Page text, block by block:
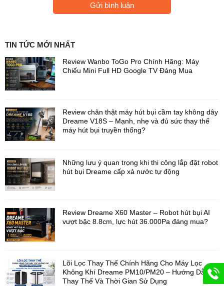
AutoSeal™ – Bảo vệ thảm toàn diện
khóa giẻ lau lại ngay khi phát hiện thảm
Nhờ đó, thảm luônkhô ráo, không ẩm, không mùi và không bị
hư hại– hoàn hảo cho những ngôi nhà có nhiều loại sàn khác
nhau.
Gửi bình luận
TIN TỨC MỚI NHẤT
Review Wanbo ToGo Pro Chính Hãng: Máy
Chiếu Mini Full HD Google TV Đáng Mua
Review chân thật máy hút bụi cầm tay không dây
Dreame V18S – Mạnh, nhẹ và đủ sức thay thế
máy hút bụi truyền thống?
Những lưu ý quan trọng khi thi công lắp đặt robot
hút bụi Dreame cấp xả nước tự động
Review Dreame X60 Master – Robot hút bụi AI
vượt bậc 8.8cm, lực hút 36.000Pa đáng mua?
Lõi Lọc Thay Thế Chính Hãng Cho Máy Lọc
Không Khí Dreame PM10/PM20 – Hướng Dẫn
Thay Thế Và Thời Gian Sử Dụng